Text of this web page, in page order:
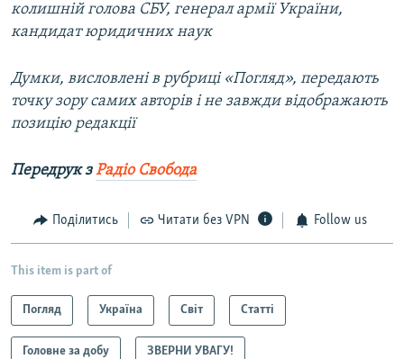
колишній голова СБУ, генерал армії України,
кандидат юридичних наук
Думки, висловлені в рубриці «Погляд», передають
точку зору самих авторів і не завжди відображають
позицію редакції
Передрук з Радіо Свобода
Поділитись Читати без VPN Follow us
This item is part of
Погляд Україна Світ Статті
Головне за добу ЗВЕРНИ УВАГУ!